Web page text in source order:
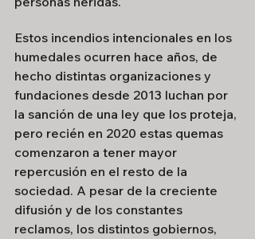
Estos incendios intencionales en los
humedales ocurren hace años, de
hecho distintas organizaciones y
fundaciones desde 2013 luchan por
la sanción de una ley que los proteja,
pero recién en 2020 estas quemas
comenzaron a tener mayor
repercusión en el resto de la
sociedad. A pesar de la creciente
difusión y de los constantes
reclamos, los distintos gobiernos,